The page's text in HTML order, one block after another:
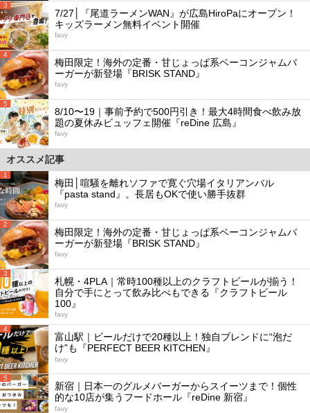
3
7/27│『尾道ラーメンWAN』が広島HiroPaにオープン！
キッズラーメン無料イベント開催
favy
4
梅田限定！海外の定番・甘じょっぱ系ベーコンジャムバ
ーガーが新登場『BRISK STAND』
favy
5
8/10〜19｜事前予約で500円引き！最大4時間食べ飲み放
題の夏休みビュッフェ開催『reDine 広島』
favy
オススメ記事
1
梅田│喧騒を離れソファで寛ぐ穴場イタリアンバル
『pasta stand』。長居もOKで使い勝手抜群
favy
2
梅田限定！海外の定番・甘じょっぱ系ベーコンジャムバ
ーガーが新登場『BRISK STAND』
favy
3
札幌・4PLA｜常時100種以上のクラフトビールが揃う！
自分で手にとって飲み比べもできる『クラフトビール
100』
favy
4
富山駅｜ビールだけで20種以上！独自ブレンドに“泡だ
け”も『PERFECT BEER KITCHEN』
favy
5
新宿｜日本一のグルメバーガーからスイーツまで！個性
的な10店が集うフードホール『reDine 新宿』
favy